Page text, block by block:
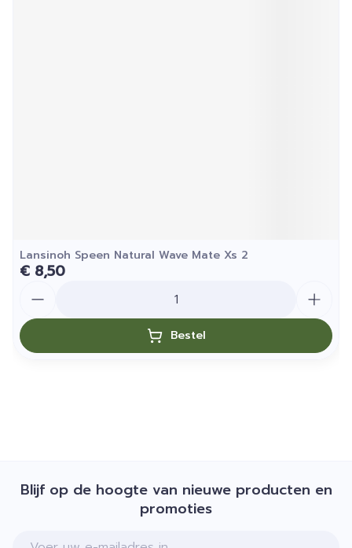
Lansinoh Speen Natural Wave Mate Xs 2
€ 8,50
Bestel
Blijf op de hoogte van nieuwe producten en
promoties
E-mail adres